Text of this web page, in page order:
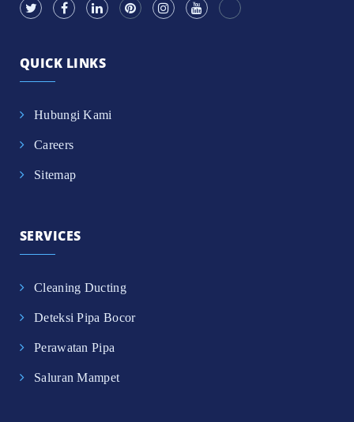
QUICK LINKS
Hubungi Kami
Careers
Sitemap
SERVICES
Cleaning Ducting
Deteksi Pipa Bocor
Perawatan Pipa
Saluran Mampet